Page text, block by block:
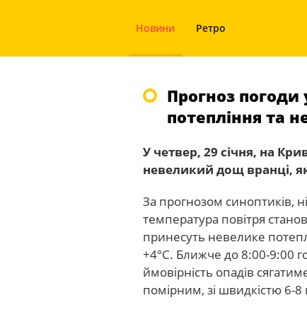
Новини Ретро
Прогноз погоди
потепління та
У четвер, 29 січня, на
невеликий дощ вранці,
За прогнозом синоптиків,
температура повітря
принесуть невелике
+4°С. Ближче до 8:00-9:00
ймовірність опадів
помірним, зі швидкістю 6-8